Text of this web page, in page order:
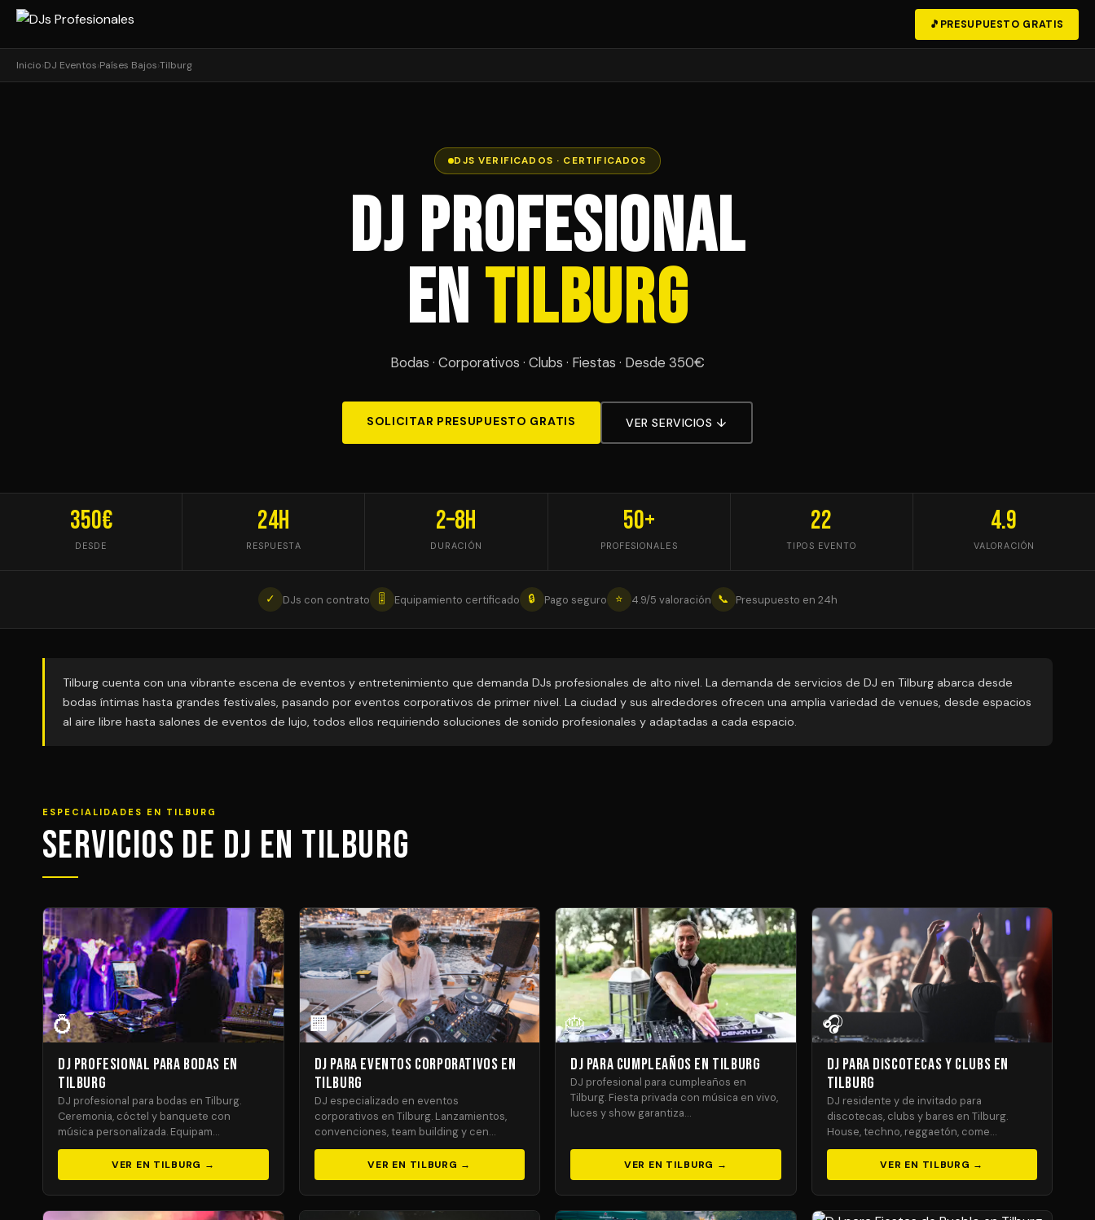
🎵 PRESUPUESTO GRATIS
Inicio›DJ Eventos›Países Bajos›Tilburg
DJS VERIFICADOS · CERTIFICADOS
DJ Profesional
enTilburg
Bodas · Corporativos · Clubs · Fiestas · Desde 350€
SOLICITAR PRESUPUESTO GRATIS VER SERVICIOS ↓
350€
DESDE
24h
RESPUESTA
2–8h
DURACIÓN
50+
PROFESIONALES
22
TIPOS EVENTO
4.9
VALORACIÓN
✓ DJs con contrato 🎚 Equipamiento certificado 🔒 Pago seguro ⭐ 4.9/5 valoración 📞 Presupuesto en 24h
Tilburg cuenta con una vibrante escena de eventos y entretenimiento que demanda DJs profesionales de alto nivel. La demanda de servicios de DJ en Tilburg abarca desde
bodas íntimas hasta grandes festivales, pasando por eventos corporativos de primer nivel. La ciudad y sus alrededores ofrecen una amplia variedad de venues, desde espacios
al aire libre hasta salones de eventos de lujo, todos ellos requiriendo soluciones de sonido profesionales y adaptadas a cada espacio.
ESPECIALIDADES EN TILBURG
Servicios de DJ en Tilburg
💍
DJ Profesional para Bodas en
Tilburg
DJ profesional para bodas en Tilburg.
Ceremonia, cóctel y banquete con
música personalizada. Equipam…
VER EN TILBURG →
🏢
DJ para Eventos Corporativos en
Tilburg
DJ especializado en eventos
corporativos en Tilburg. Lanzamientos,
convenciones, team building y cen…
VER EN TILBURG →
🎂
DJ para Cumpleaños en Tilburg
DJ profesional para cumpleaños en
Tilburg. Fiesta privada con música en vivo,
luces y show garantiza…
VER EN TILBURG →
🎧
DJ para Discotecas y Clubs en
Tilburg
DJ residente y de invitado para
discotecas, clubs y bares en Tilburg.
House, techno, reggaetón, come…
VER EN TILBURG →